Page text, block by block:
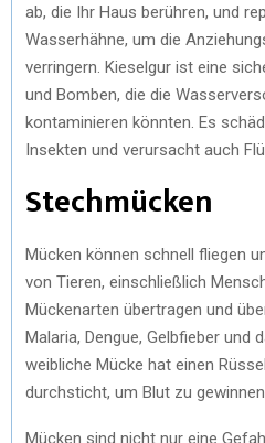
ab, die Ihr Haus berühren, und
Wasserhähne, um die
verringern. Kieselgur ist eine
und Bomben, die die
kontaminieren könnten. Es
Insekten und verursacht auch
Stechmücken
Mücken können schnell fliegen
von Tieren, einschließlich
Mückenarten übertragen und
Malaria, Dengue, Gelbfieber und
weibliche Mücke hat einen
durchsticht, um Blut zu gewinnen.
Mücken sind nicht nur eine